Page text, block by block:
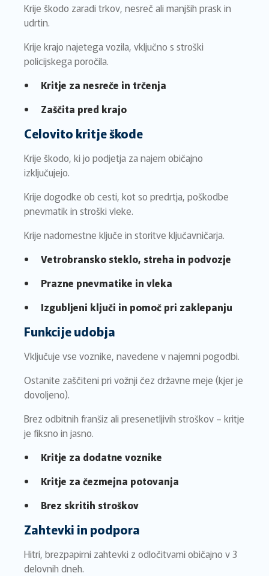
Krije škodo zaradi trkov, nesreč ali manjših prask in
udrtin.
Krije krajo najetega vozila, vključno s stroški
policijskega poročila.
Kritje za nesreče in trčenja
Zaščita pred krajo
Celovito kritje škode
Krije škodo, ki jo podjetja za najem običajno
izključujejo.
Krije dogodke ob cesti, kot so predrtja, poškodbe
pnevmatik in stroški vleke.
Krije nadomestne ključe in storitve ključavničarja.
Vetrobransko steklo, streha in podvozje
Prazne pnevmatike in vleka
Izgubljeni ključi in pomoč pri zaklepanju
Funkcije udobja
Vključuje vse voznike, navedene v najemni pogodbi.
Ostanite zaščiteni pri vožnji čez državne meje (kjer je
dovoljeno).
Brez odbitnih franšiz ali presenetljivih stroškov – kritje
je fiksno in jasno.
Kritje za dodatne voznike
Kritje za čezmejna potovanja
Brez skritih stroškov
Zahtevki in podpora
Hitri, brezpapirni zahtevki z odločitvami običajno v 3
delovnih dneh.